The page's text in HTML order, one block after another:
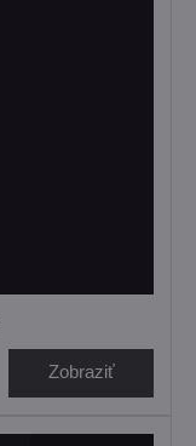
Zobraziť